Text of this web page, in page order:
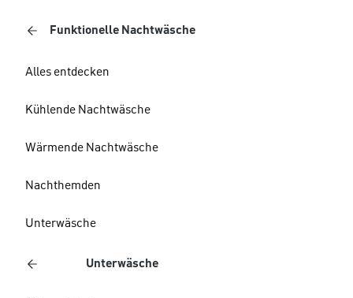
Funktionelle Nachtwäsche
Alles entdecken
Kühlende Nachtwäsche
Wärmende Nachtwäsche
Nachthemden
Unterwäsche
Unterwäsche